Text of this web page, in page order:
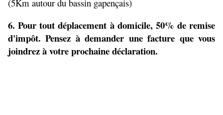
(5Km autour du bassin gapençais)
6. Pour tout déplacement à domicile, 50% de remise
d'impôt. Pensez à demander une facture que vous
joindrez à votre prochaine déclaration.